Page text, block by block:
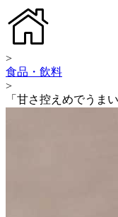
>
食品・飲料
>
「甘さ控えめでうま